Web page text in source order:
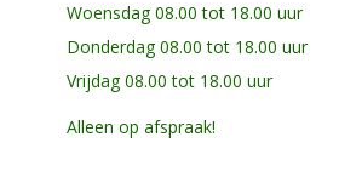
Woensdag 08.00 tot 18.00 uur
Donderdag 08.00 tot 18.00 uur
Vrijdag 08.00 tot 18.00 uur
Alleen op afspraak!